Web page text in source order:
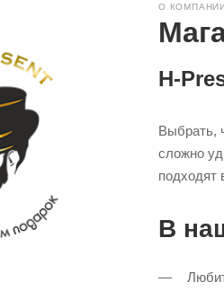
О
H-
Выбрать,
сложно
подходят
В